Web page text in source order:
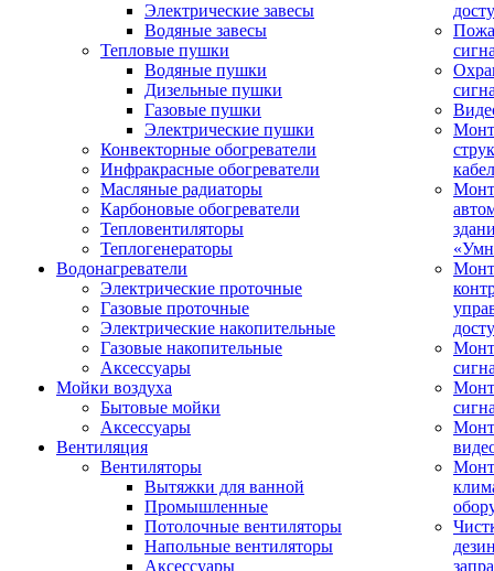
Электрические завесы
Водяные завесы
Тепловые пушки
Водяные пушки
Дизельные пушки
Газовые пушки
Электрические пушки
Конвекторные обогреватели
Инфракрасные обогреватели
Масляные радиаторы
Карбоновые обогреватели
Тепловентиляторы
Теплогенераторы
Водонагреватели
Электрические проточные
Газовые проточные
Электрические накопительные
Газовые накопительные
Аксессуары
Мойки воздуха
Бытовые мойки
Аксессуары
Вентиляция
Вентиляторы
Вытяжки для ванной
Промышленные
Потолочные вентиляторы
Напольные вентиляторы
Аксессуары